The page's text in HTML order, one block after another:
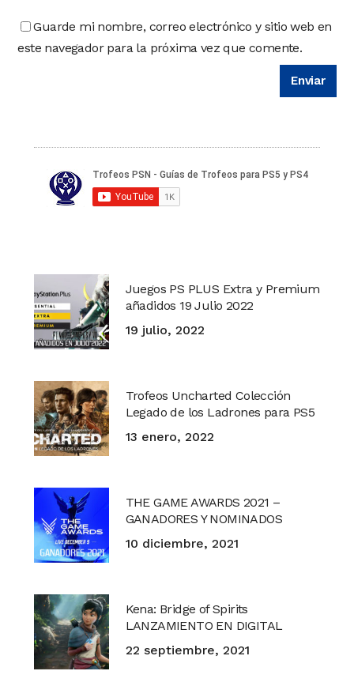
Guarde mi nombre, correo electrónico y sitio web en
este navegador para la próxima vez que comente.
Juegos PS PLUS Extra y Premium
añadidos 19 Julio 2022
19 julio, 2022
Trofeos Uncharted Colección
Legado de los Ladrones para PS5
13 enero, 2022
THE GAME AWARDS 2021 –
GANADORES Y NOMINADOS
10 diciembre, 2021
Kena: Bridge of Spirits
LANZAMIENTO EN DIGITAL
22 septiembre, 2021